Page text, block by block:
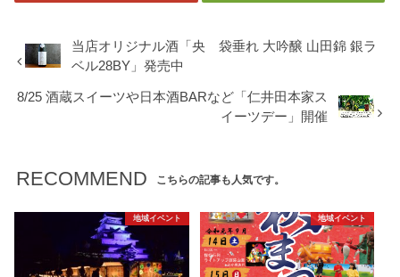
当店オリジナル酒「央 袋垂れ 大吟醸 山田錦 銀ラ
ベル28BY」発売中
8/25 酒蔵スイーツや日本酒BARなど「仁井田本家ス
イーツデー」開催
RECOMMEND こちらの記事も人気です。
地域イベント 地域イベント